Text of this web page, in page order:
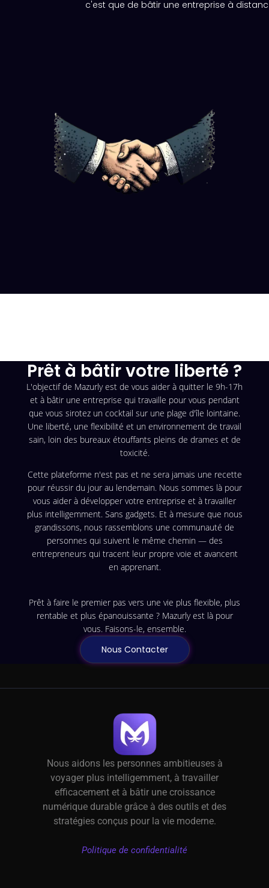
c'est que de bâtir une entreprise à
Prêt à bâtir votre liberté ?
L'objectif de Mazurly est de vous aider à quitter le 9h-17h
et à bâtir une entreprise qui travaille pour vous pendant
que vous sirotez un cocktail sur une plage d'île lointaine.
Une liberté, une flexibilité et un environnement de travail
sain, loin des bureaux étouffants pleins de drames et de
toxicité.
Cette plateforme n'est pas et ne sera jamais une recette
pour réussir du jour au lendemain. Nous sommes là pour
vous aider à développer votre entreprise et à travailler
plus intelligemment. Sans gadgets. Et à mesure que nous
grandissons, nous rassemblons une communauté de
personnes qui suivent le même chemin — des
entrepreneurs qui tracent leur propre voie et avancent
en apprenant.
Prêt à faire le premier pas vers une vie plus flexible, plus
rentable et plus épanouissante ? Mazurly est là pour
vous. Faisons-le, ensemble.
Nous Contacter
Nous aidons les personnes ambitieuses à
voyager plus intelligemment, à travailler
efficacement et à bâtir une croissance
numérique durable grâce à des outils et des
stratégies conçus pour la vie moderne.
Politique de confidentialité